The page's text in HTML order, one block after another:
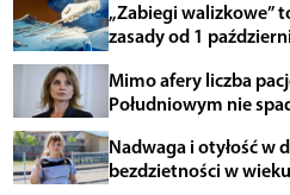
„Zabiegi walizkowe”
zasady od 1
Mimo afery liczba
Południowym nie
Nadwaga i otyłość w
bezdzietności w